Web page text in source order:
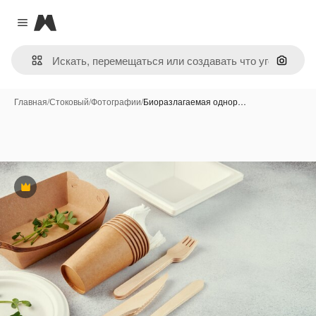
Close menu
Magnific
Поиск
Главная/Стоковый/Фотографии/Биоразлагаемая однор…
Премиум